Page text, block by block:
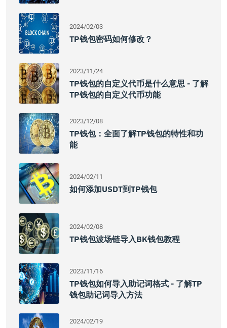
2024/02/03
TP钱包密码如何修改？
2023/11/24
TP钱包的自定义代币是什么意思 - 了解
TP钱包的自定义代币功能
2023/12/08
TP钱包：全面了解TP钱包的特性和功
能
2024/02/11
如何添加USDT到TP钱包
2024/02/08
TP钱包波场链导入BK钱包教程
2023/11/16
TP钱包如何导入助记词格式 - 了解TP
钱包助记词导入方法
2024/02/19